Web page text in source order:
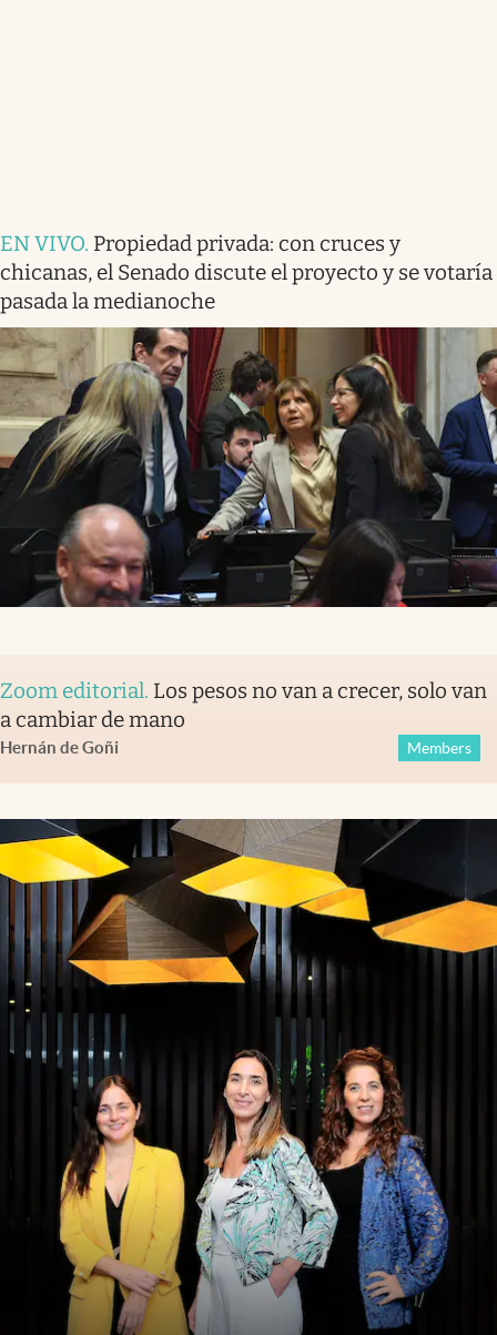
EN VIVO. Propiedad privada: con cruces y
chicanas, el Senado discute el proyecto y se votaría
pasada la medianoche
Zoom editorial. Los pesos no van a crecer, solo van
a cambiar de mano
Hernán de Goñi Members